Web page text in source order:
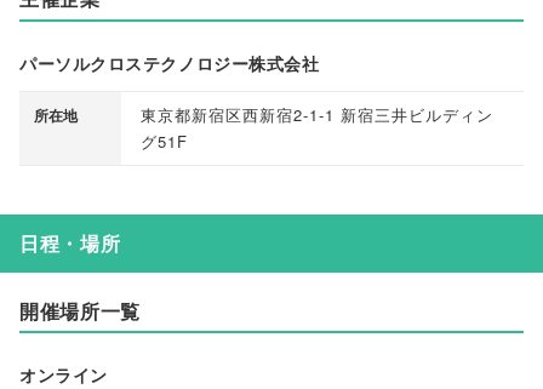
パーソルクロステクノロジー株式会社
所在地
東京都新宿区西新宿2-1-1 新宿三井ビルディン
グ51F
日程・場所
開催場所一覧
オンライン